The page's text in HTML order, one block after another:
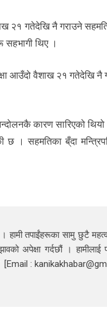
२१ गतेदेखि नै गराउने
सहभागी थिए ।
आउँदो वैशाख २१ गतेदेखि नै
कारण सारिएको
। सहमतिका ब्ँदा
। हामी तपाईंहरूका सामु छुटै
अपेक्षा गर्दछौं ।
[Email :